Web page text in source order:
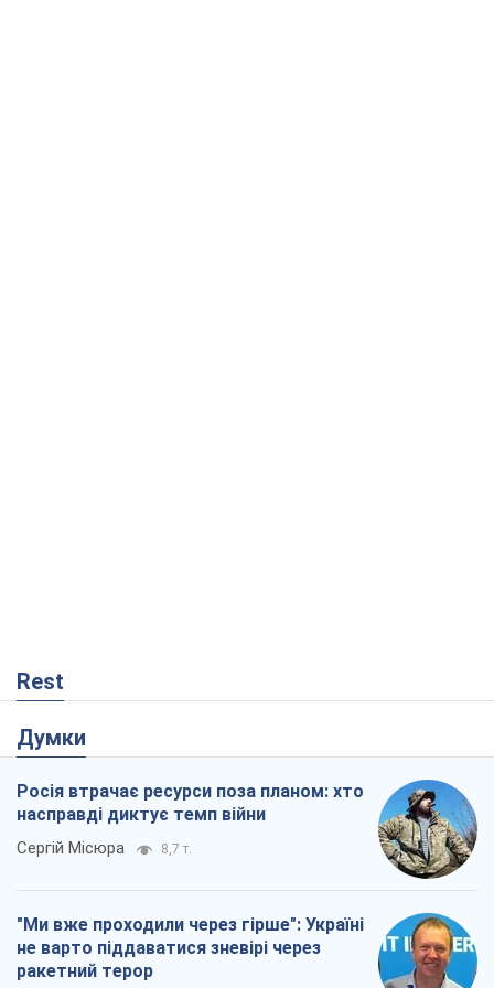
Rest
Думки
Росія втрачає ресурси поза планом: хто
насправді диктує темп війни
Сергій Місюра 8,7 т.
"Ми вже проходили через гірше": Україні
не варто піддаватися зневірі через
ракетний терор